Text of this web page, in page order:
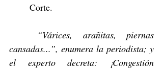
	Corte.
cansadas...”, enumera la periodista; y
el experto decreta: ¡Congestión